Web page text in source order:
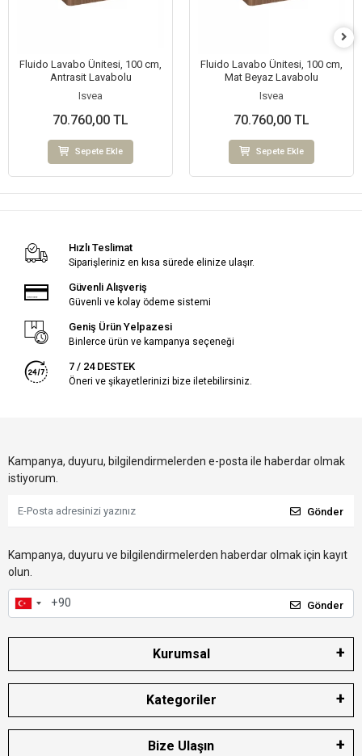
Fluido Lavabo Ünitesi, 100 cm,
Antrasit Lavabolu
Isvea
70.760,00 TL
Sepete Ekle
Fluido Lavabo Ünitesi, 100 cm,
Mat Beyaz Lavabolu
Isvea
70.760,00 TL
Sepete Ekle
Hızlı Teslimat
Siparişleriniz en kısa sürede elinize ulaşır.
Güvenli Alışveriş
Güvenli ve kolay ödeme sistemi
Geniş Ürün Yelpazesi
Binlerce ürün ve kampanya seçeneği
7 / 24 DESTEK
Öneri ve şikayetlerinizi bize iletebilirsiniz.
Kampanya, duyuru, bilgilendirmelerden e-posta ile haberdar olmak
istiyorum.
Gönder
Kampanya, duyuru ve bilgilendirmelerden haberdar olmak için kayıt
olun.
Gönder
Kurumsal
Kategoriler
Bize Ulaşın